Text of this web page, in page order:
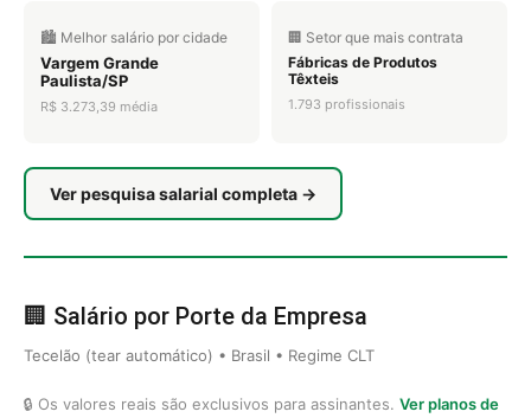
🏙️ Melhor salário por cidade
Vargem Grande
Paulista/SP
R$ 3.273,39 média
🏢 Setor que mais contrata
Fábricas de Produtos
Têxteis
1.793 profissionais
Ver pesquisa salarial completa →
🏢 Salário por Porte da Empresa
Tecelão (tear automático) • Brasil • Regime CLT
🔒 Os valores reais são exclusivos para assinantes. Ver planos de